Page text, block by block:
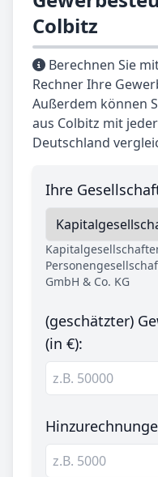
Colbitz
Berechnen Sie
Rechner Ihre
Außerdem können
aus Colbitz mit
Deutschland
Ihre
GmbH & Co. KG
(geschätzter)
(in €):